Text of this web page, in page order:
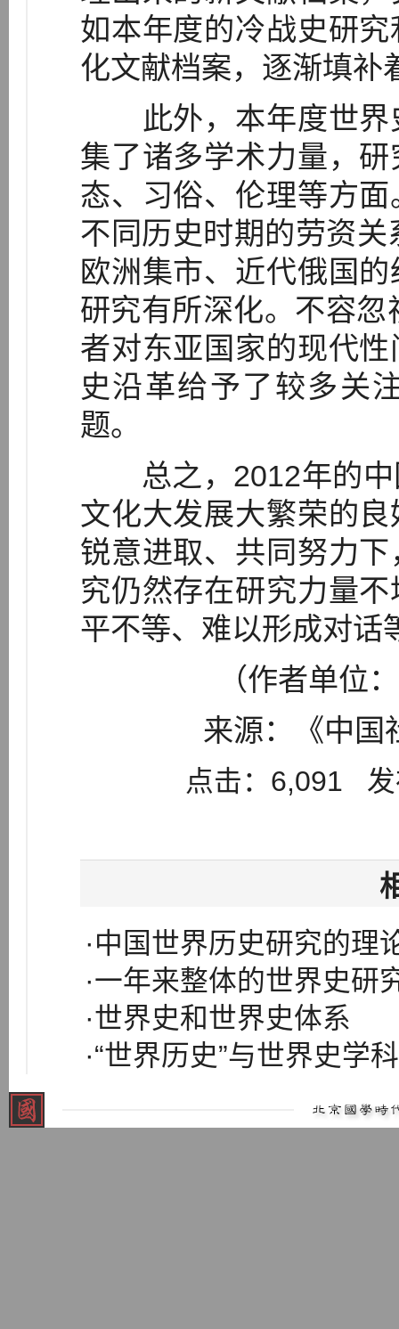
如本年度的冷战史研
化文献档案，逐渐填补
此外，本年度世界
集了诸多学术力量，
态、习俗、伦理等方
不同历史时期的劳资
欧洲集市、近代俄国
研究有所深化。不容
者对东亚国家的现代
史沿革给予了较多关
题。
总之，2012年的中
文化大发展大繁荣的
锐意进取、共同努力
究仍然存在研究力量
平不等、难以形成对话
（作者单位
来源：《中国
点击：6,091
·中国世界历史研究的理
·一年来整体的世界史研
·世界史和世界史体系
·“世界历史”与世界史学